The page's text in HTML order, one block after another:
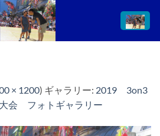
× 1200) ギャラリー: 2019 3on3
会 フォトギャラリー